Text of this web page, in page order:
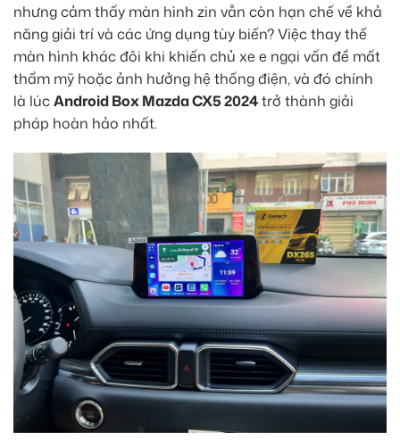
nhưng cảm thấy màn hình zin vẫn còn hạn chế về khả
năng giải trí và các ứng dụng tùy biến? Việc thay thế
màn hình khác đôi khi khiến chủ xe e ngại vấn đề mất
thẩm mỹ hoặc ảnh hưởng hệ thống điện, và đó chính
là lúcAndroid Box Mazda CX5 2024trở thành giải
pháp hoàn hảo nhất.